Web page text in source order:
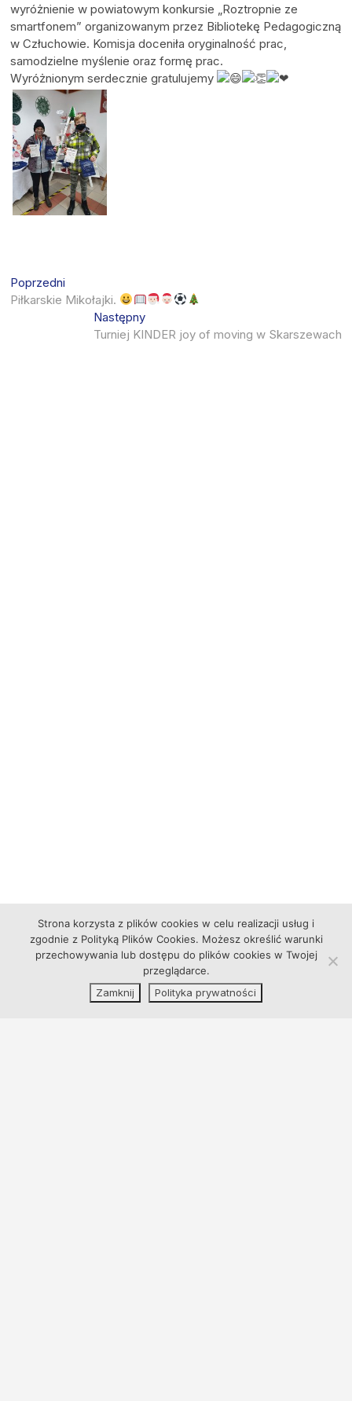
wyróżnienie w powiatowym konkursie „Roztropnie ze
smartfonem” organizowanym przez Bibliotekę Pedagogiczną
w Człuchowie. Komisja doceniła oryginalność prac,
samodzielne myślenie oraz formę prac.
Wyróżnionym serdecznie gratulujemy
Nawigacja
wpisu
Poprzedni
post:
Piłkarskie Mikołajki.
NastępnyNext
post:
Turniej KINDER joy of moving w Skarszewach
Strona korzysta z plików cookies w celu realizacji usług i
zgodnie z Polityką Plików Cookies. Możesz określić warunki
przechowywania lub dostępu do plików cookies w Twojej
przeglądarce.
Zamknij
Polityka prywatności